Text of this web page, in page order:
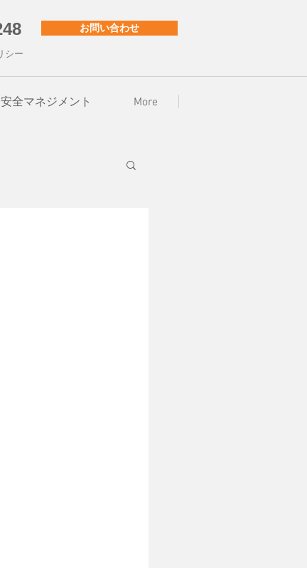
シー
お問い合わせ
全マネジメント More